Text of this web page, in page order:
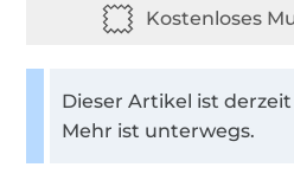
Dieser Artikel ist
Mehr ist unterwegs.